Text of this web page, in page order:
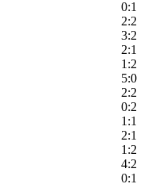
0:1
2:2
3:2
2:1
1:2
5:0
2:2
0:2
1:1
2:1
1:2
4:2
0:1